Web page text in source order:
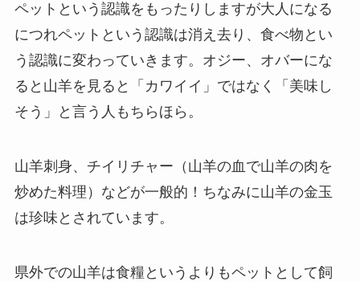
ペットという認識をもったりしますが大人になる
につれペットという認識は消え去り、食べ物とい
う認識に変わっていきます。オジー、オバーにな
ると山羊を見ると「カワイイ」ではなく「美味し
そう」と言う人もちらほら。
山羊刺身、チイリチャー（山羊の血で山羊の肉を
炒めた料理）などが一般的！ちなみに山羊の金玉
は珍味とされています。
県外での山羊は食糧というよりもペットとして飼